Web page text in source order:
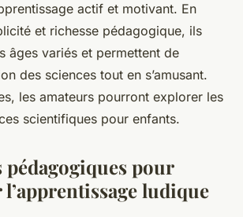
actif et motivant. En
et richesse pédagogique, ils
âges variés et permettent de
des sciences tout en s’amusant.
les amateurs pourront explorer les
scientifiques pour enfants.
pédagogiques pour
ludique